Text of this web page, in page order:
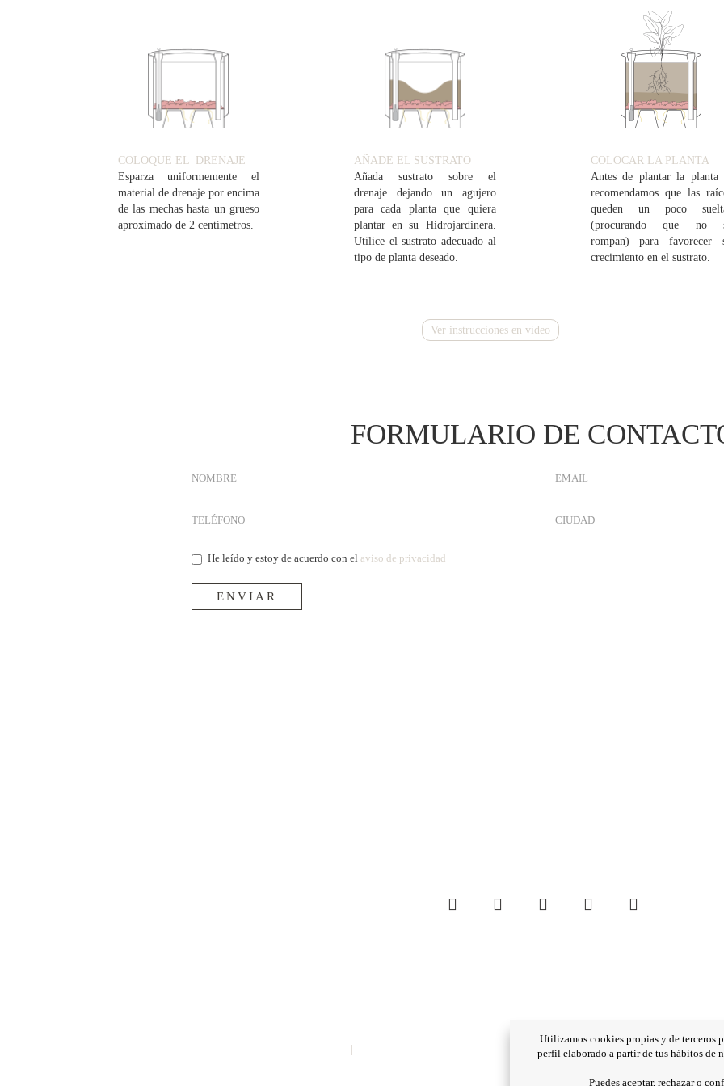
COLOQUE EL DRENAJE
Esparza uniformemente el
material de drenaje por encima
de las mechas hasta un grueso
aproximado de 2 centímetros.
AÑADE EL SUSTRATO
Añada sustrato sobre el
drenaje dejando un agujero
para cada planta que quiera
plantar en su Hidrojardinera.
Utilice el sustrato adecuado al
tipo de planta deseado.
COLOCAR LA PLANTA
Antes de plantar la planta
recomendamos que las
queden un poco
(procurando que no
rompan) para favorecer
crecimiento en el sustrato.
Ver instrucciones en vídeo
FORMULARIO DE
He leído y estoy de acuerdo con el aviso de privacidad
ENVIAR
Avda. Joan Carles I, 46-48. 08908
Utilizamos cookies propias y de terceros
perfil elaborado a partir de tus hábitos de
Puedes aceptar, rechazar o